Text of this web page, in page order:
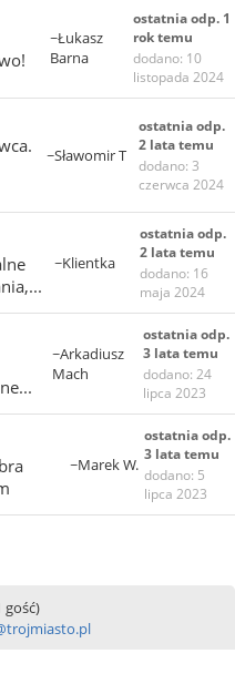
~Łukasz
Barna
ostatnia odp. 1
rok temu
dodano: 10
listopada 2024
~Sławomir T
ostatnia odp.
2 lata temu
dodano: 3
czerwca 2024
~Klientka
ostatnia odp.
2 lata temu
dodano: 16
maja 2024
~Arkadiusz
Mach
ostatnia odp.
3 lata temu
dodano: 24
lipca 2023
~Marek W.
ostatnia odp.
3 lata temu
dodano: 5
lipca 2023
gość)